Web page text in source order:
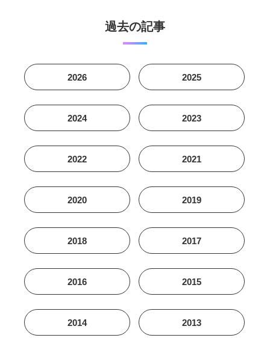
過去の記事
2026 2025
2024 2023
2022 2021
2020 2019
2018 2017
2016 2015
2014 2013